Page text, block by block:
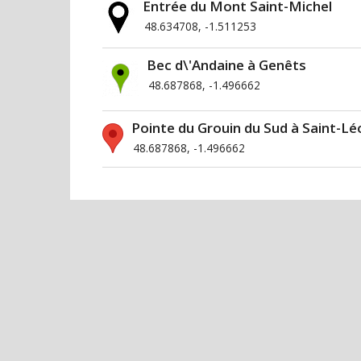
Entrée du Mont Saint-Michel
48.634708, -1.511253
Bec d\'Andaine à Genêts
48.687868, -1.496662
Pointe du Grouin du Sud à Saint-
48.687868, -1.496662